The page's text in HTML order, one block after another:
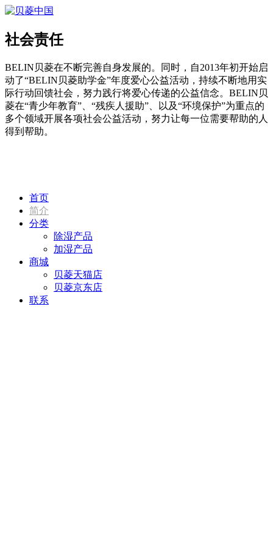
社会责任
BELIN贝菱在不断完善自身发展的。同时，自2013年初开始启
动了“BELIN贝菱助学金”年度爱心公益活动，持续不断地用实
际行动回馈社会，努力践行将爱心传递的公益信念。BELIN贝
菱在“青少年教育”、“残疾人援助”、以及“环境保护”为重点的
多个领域开展各项社会公益活动，努力让每一位需要帮助的人
得到帮助。
首页
简介
分类
除湿产品
加湿产品
商城
贝菱天猫店
贝菱京东店
联系